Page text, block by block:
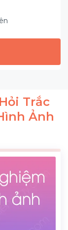
Trắc
Ảnh